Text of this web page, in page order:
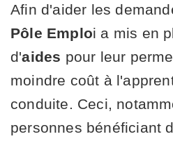
Afin d'aider les
Pôle Emploi a mis en
d'aides pour leur
moindre coût à
conduite. Ceci,
personnes bénéficiant